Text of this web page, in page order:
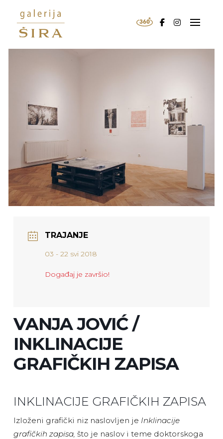
TRAJANJE
03 - 22 svi 2018
Događaj je završio!
VANJA JOVIĆ /
INKLINACIJE
GRAFIČKIH ZAPISA
INKLINACIJE GRAFIČKIH ZAPISA
Izloženi grafički niz naslovljen je Inklinacije
grafičkih zapisa, što je naslov i teme doktorskoga